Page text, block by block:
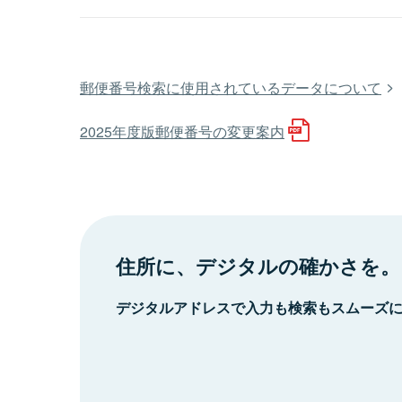
郵便番号検索に使用されているデータについて
2025年度版郵便番号の変更案内
住所に、デジタルの確かさを。
デジタルアドレスで入力も検索もスムーズ